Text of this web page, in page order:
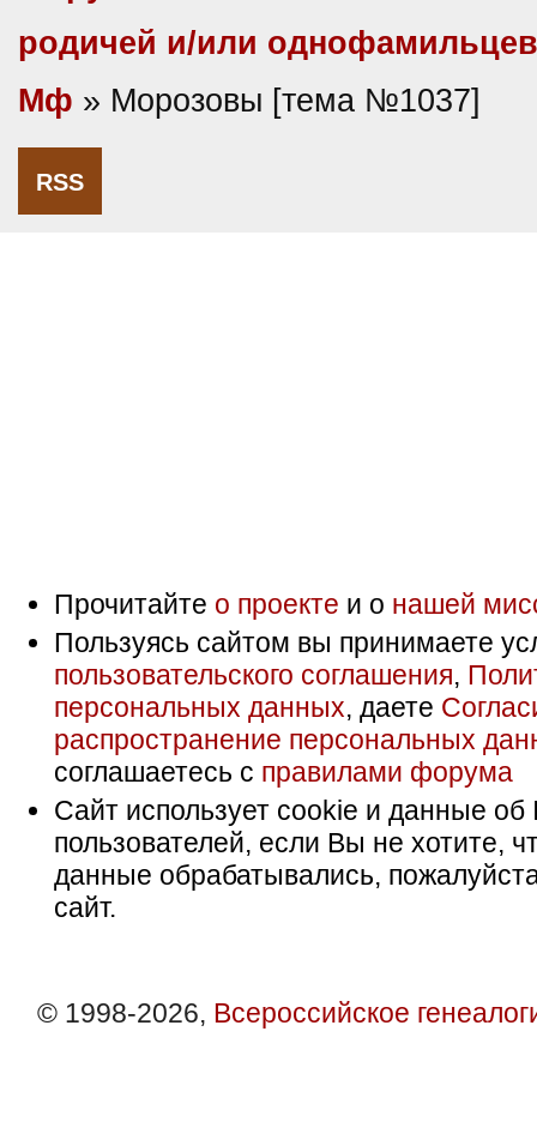
родичей и/или однофамильцев
Мф » Морозовы [тема №1037]
RSS
Прочитайте о проекте и о нашей
Пользуясь сайтом вы принимаете
пользовательского соглашения,
персональных данных, даете
распространение персональных
соглашаетесь с правилами форума
Сайт использует cookie и данные об
пользователей, если Вы не хотите,
данные обрабатывались,
сайт.
© 1998-2026, Всероссийское